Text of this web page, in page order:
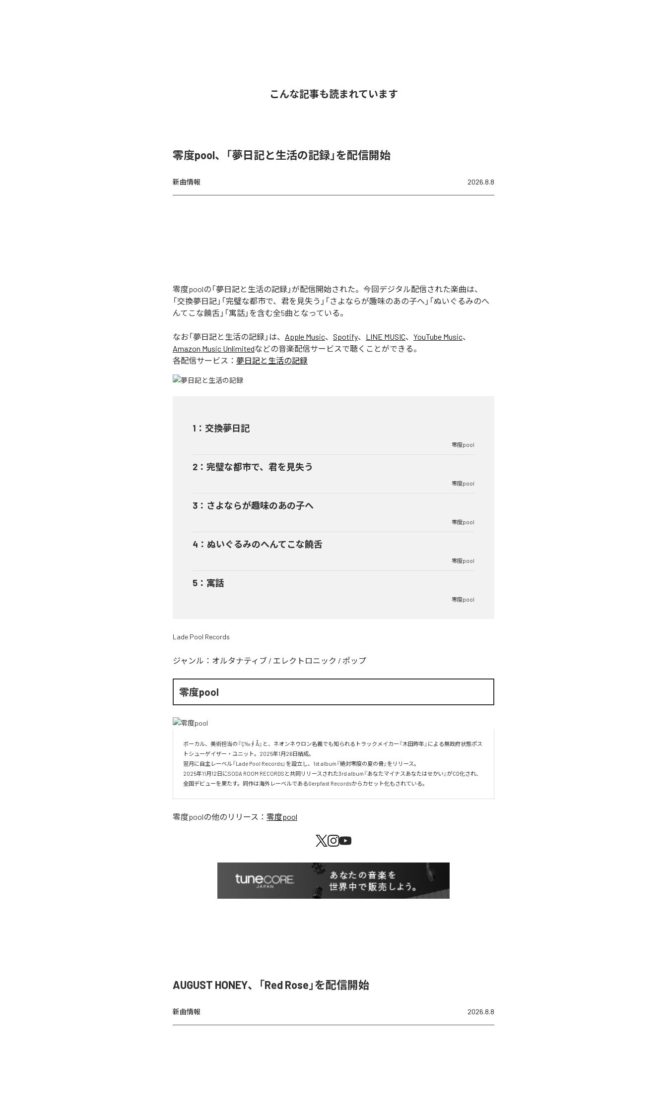
こんな記事も読まれています
零度pool、「夢日記と生活の記録」を配信開始
新曲情報 2026.8.8
零度poolの「夢日記と生活の記録」が配信開始された。今回デジタル配信された楽曲は、
「交換夢日記」「完璧な都市で、君を見失う」「さよならが趣味のあの子へ」「ぬいぐるみのへ
んてこな饒舌」「寓話」を含む全5曲となっている。
なお「夢日記と生活の記録 」は、 Apple Music、 Spotify、 LINE MUSIC、 YouTube Music、
Amazon Music Unlimitedなどの音楽配信サービスで聴くことができる。
各配信サービス： 夢日記と生活の記録
1 ： 交換夢日記
零度pool
2 ： 完璧な都市で、君を見失う
零度pool
3 ： さよならが趣味のあの子へ
零度pool
4 ： ぬいぐるみのへんてこな饒舌
零度pool
5 ： 寓話
零度pool
Lade Pool Records
ジャンル： オルタナティブ / エレクトロニック / ポップ
零度pool
ボーカル、美術担当の『Ç‰∮Å』と、ネオンネウロン名義でも知られるトラックメイカー『木田昨年』による無政府状態ポス
トシューゲイザー・ユニット。2025年1月26日結成。
翌月に自主レーベル『Lade Pool Records』を設立し、1st album『絶対零度の夏の骨』をリリース。
2025年11月12日にSODA ROOM RECORDSと共同リリースされた3rd album『あなたマイナスあなたはせかい』がCD化され、
全国デビューを果たす。同作は海外レーベルであるGerpfast Recordsからカセット化もされている。
零度poolの他のリリース： 零度pool
AUGUST HONEY、「Red Rose」を配信開始
新曲情報 2026.8.8